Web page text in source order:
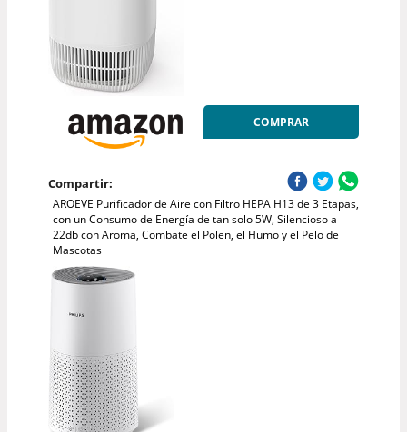
COMPRAR
Compartir:
AROEVE Purificador de Aire con Filtro HEPA H13 de 3 Etapas,
con un Consumo de Energía de tan solo 5W, Silencioso a
22db con Aroma, Combate el Polen, el Humo y el Pelo de
Mascotas